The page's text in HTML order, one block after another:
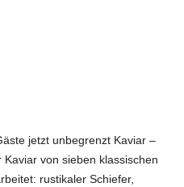
jetzt unbegrenzt Kaviar –
von sieben klassischen
rustikaler Schiefer,